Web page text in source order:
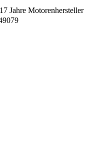
Jahre Motorenhersteller